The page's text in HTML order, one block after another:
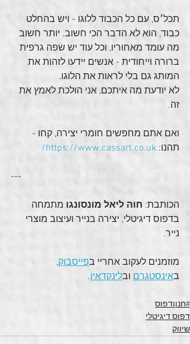
תכל׳ס, עם כל הכבוד ללוגו - ויש בהחלט
כבוד, הוא לא הדבר הכי חשוב. יותר חשוב
מה עומד מאחוריו, וכל עוד יש שפה גרפית
ברורה וייחודית - אנשים יידעו לזהות את
המותג גם בלי לראות את הלוגו.
לא יודעת מה איתכם, אני הולכת לאמץ את
זה.
ואם אתם מחפשים חומרי יצירה, קחו -
תהנו: https://www.cassart.co.uk/
---
הכותבת: חוה ליאל מונסונגו מתמחה
בדפוס דיגיטלי, יצירה בנייר ועיצוב מוצרי
נייר.
מוזמנים לעקוב אחריי בפייסבוק,
באינסטגרם ובלינקדאין.
#חנוןדפוס
דפוס דיגיטלי
שיווק